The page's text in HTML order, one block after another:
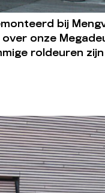
bij
onze
roldeuren